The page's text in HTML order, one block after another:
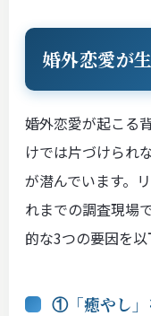
婚外恋愛が
婚外恋愛が起こる
けでは片づけられ
が潜んでいます。
れまでの調査現場
的な3つの要因を以
①「癒やし」